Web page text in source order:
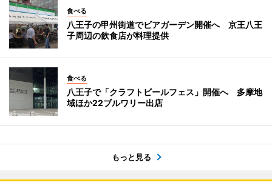
食べる
八王子の甲州街道でビアガーデン開催へ 京王八王
子周辺の飲食店が料理提供
食べる
八王子で「クラフトビールフェス」開催へ 多摩地
域ほか22ブルワリー出店
もっと見る